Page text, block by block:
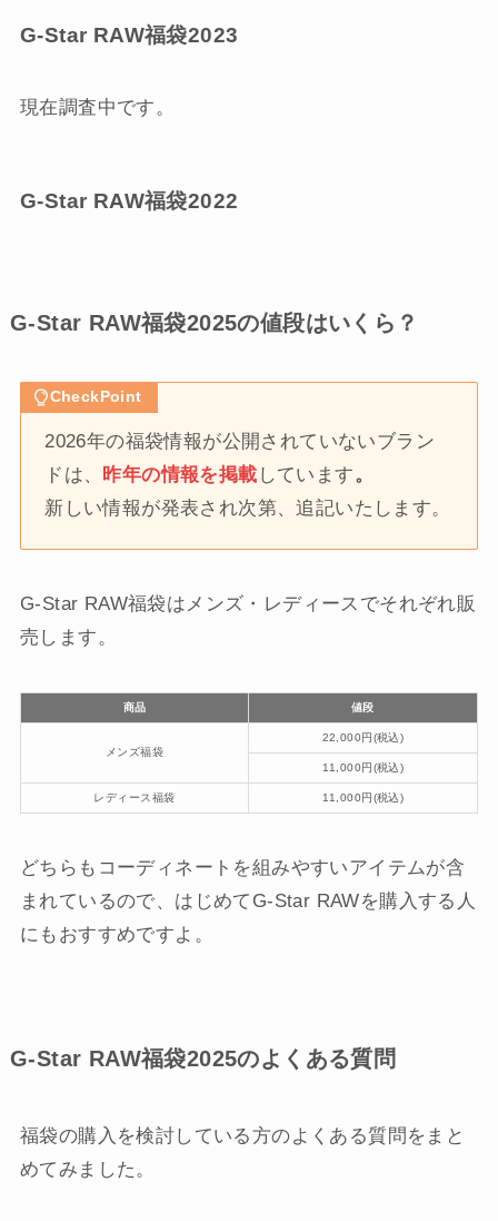
G-Star RAW福袋2023
現在調査中です。
G-Star RAW福袋2022
G-Star RAW福袋2025の値段はいくら？
CheckPoint
2026年の福袋情報が公開されていないブラン
ドは、 昨年の情報を掲載 しています。
新しい情報が発表され次第、追記いたします。
G-Star RAW福袋はメンズ・レディースでそれぞれ販
売します。
商品 値段
メンズ福袋
22,000円(税込)
11,000円(税込)
レディース福袋 11,000円(税込)
どちらもコーディネートを組みやすいアイテムが含
まれているので、はじめてG-Star RAWを購入する人
にもおすすめですよ。
G-Star RAW福袋2025のよくある質問
福袋の購入を検討している方のよくある質問をまと
めてみました。